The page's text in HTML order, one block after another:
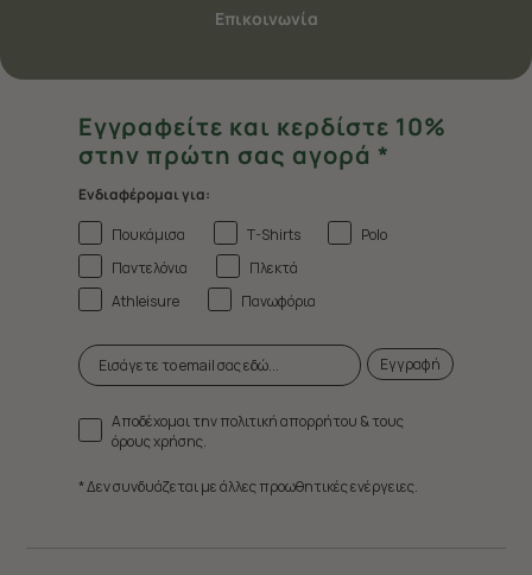
Επικοινωνία
Εγγραφείτε και κερδίστε 10%
στην πρώτη σας αγορά *
Ενδιαφέρομαι για:
Πουκάμισα
T-Shirts
Polo
Παντελόνια
Πλεκτά
Athleisure
Πανωφόρια
Εγγραφή
Αποδέχομαι την πολιτική απορρήτου & τους
όρους χρήσης.
* Δεν συνδυάζεται με άλλες προωθητικές ενέργειες.